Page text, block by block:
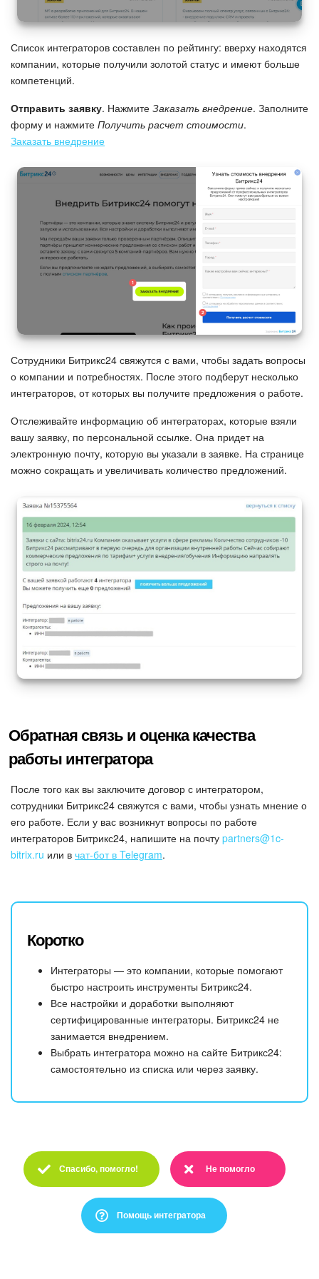
Маркетплейс
Контакт-центр
Виджет сотрудника
Телефония
Филиальная сеть
Приложение Битрикс24
Общие вопросы
Битрикс24 в коробке
Изменения в статьях (архив)
ПОЛУЧИТЬ БЕСПЛАТНО
Список интеграторов составлен по рейтингу: вверху находятся
компании, которые получили золотой статус и имеют больше
компетенций.
Отправить заявку. Нажмите Заказать внедрение. Заполните
форму и нажмите Получить расчет стоимости.
Заказать внедрение
Сотрудники Битрикс24 свяжутся с вами, чтобы задать вопросы
о компании и потребностях. После этого подберут несколько
интеграторов, от которых вы получите предложения о работе.
Отслеживайте информацию об интеграторах, которые взяли
вашу заявку, по персональной ссылке. Она придет на
электронную почту, которую вы указали в заявке. На странице
можно сокращать и увеличивать количество предложений.
Обратная связь и оценка качества
работы интегратора
После того как вы заключите договор с интегратором,
сотрудники Битрикс24 свяжутся с вами, чтобы узнать мнение о
его работе. Если у вас возникнут вопросы по работе
интеграторов Битрикс24, напишите на почту partners@1c-
bitrix.ru или в чат-бот в Telegram.
Коротко
Интеграторы — это компании, которые помогают
быстро настроить инструменты Битрикс24.
Все настройки и доработки выполняют
сертифицированные интеграторы. Битрикс24 не
занимается внедрением.
Выбрать интегратора можно на сайте Битрикс24:
самостоятельно из списка или через заявку.
Спасибо, помогло!
Спасибо :)
Не помогло
Очень жаль :(
Помощь интегратора